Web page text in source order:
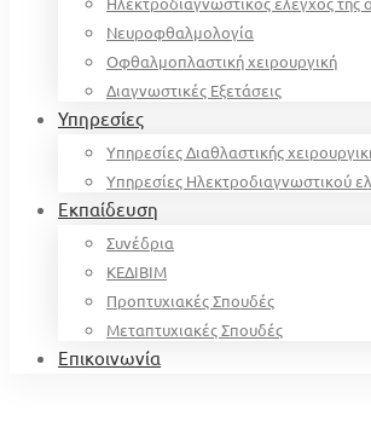
Νευροφθαλμολογία
Οφθαλμοπλαστική χειρουργική
Διαγνωστικές Εξετάσεις
Υπηρεσίες
Υπηρεσίες Διαθλαστικής
Υπηρεσίες Ηλεκτροδιαγνωστικού
Εκπαίδευση
Συνέδρια
ΚΕΔΙΒΙΜ
Προπτυχιακές Σπουδές
Μεταπτυχιακές Σπουδές
Επικοινωνία